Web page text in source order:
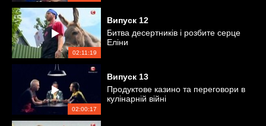
02:11:19
Випуск 12
Битва десертників і розбите серце
Еліни
02:00:17
Випуск 13
Продуктове казино та переговори в
кулінарній війні